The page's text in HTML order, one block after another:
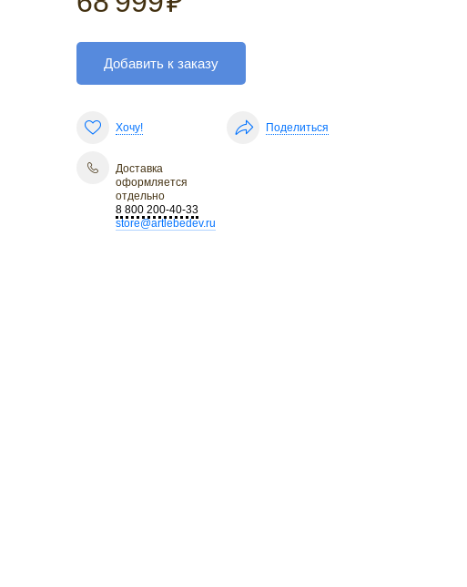
Добавить к заказу
Хочу! Поделиться
Доставка
оформляется
отдельно
8 800 200-40-33
store@artlebedev.ru